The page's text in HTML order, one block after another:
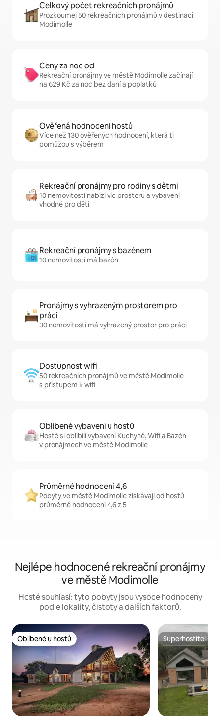
Celkový počet rekreačních pronájmů
Prozkoumej 50 rekreačních pronájmů v destinaci
Modimolle
Ceny za noc od
Rekreační pronájmy ve městě Modimolle začínají
na 629 Kč za noc bez daní a poplatků
Ověřená hodnocení hostů
Více než 130 ověřených hodnocení, která ti
pomůžou s výběrem
Rekreační pronájmy pro rodiny s dětmi
10 nemovitostí nabízí víc prostoru a vybavení
vhodné pro děti
Rekreační pronájmy s bazénem
10 nemovitostí má bazén
Pronájmy s vyhrazeným prostorem pro
práci
30 nemovitostí má vyhrazený prostor pro práci
Dostupnost wifi
50 rekreačních pronájmů ve městě Modimolle
s přístupem k wifi
Oblíbené vybavení u hostů
Hosté si oblíbili vybavení Kuchyně, Wifi a Bazén
v pronájmech ve městě Modimolle
Průměrné hodnocení 4,6
Pobyty ve městě Modimolle získávají od hostů
průměrné hodnocení 4,6 z 5
Nejlépe hodnocené rekreační pronájmy
ve městě Modimolle
Hosté souhlasí: tyto pobyty jsou vysoce hodnoceny
podle lokality, čistoty a dalších faktorů.
Oblíbené u hostů
Oblíbené u hostů Superhostitel
Superhostitel